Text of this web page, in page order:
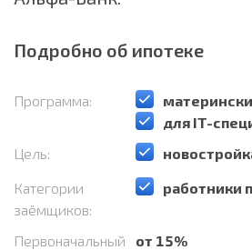
Подробно об ипотеке
Программа:
️для IT-
Цель:
Категории
заёмщиков:
️работники
Первоначальный
от 15%